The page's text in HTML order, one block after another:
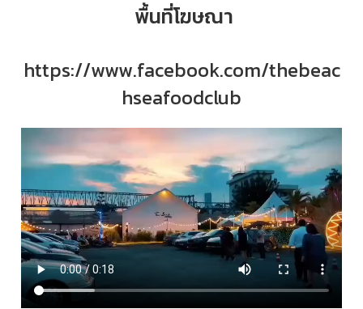
พื้นที่โฆษณา
https://www.facebook.com/thebeac
hseafoodclub